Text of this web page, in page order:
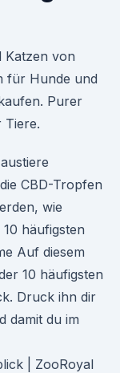
Katzen von
für Hunde und
Purer
Tiere.
CBD-Tropfen
wie
häufigsten
Auf diesem
10 häufigsten
Druck ihn dir
damit du im
| ZooRoyal